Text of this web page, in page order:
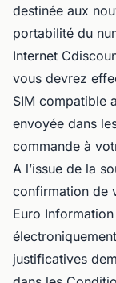
destinée aux
portabilité du
Internet
vous devrez
SIM compatible
envoyée dans
commande à
A l’issue de la
confirmation de
Euro
justificatives